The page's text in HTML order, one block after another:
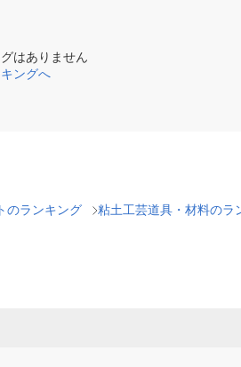
はありません
ングへ
のランキング 粘土工芸道具・材料のラ